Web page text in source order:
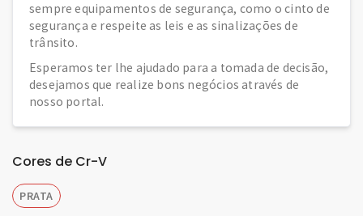
sempre equipamentos de segurança, como o cinto de
segurança e respeite as leis e as sinalizações de
trânsito.
Esperamos ter lhe ajudado para a tomada de decisão,
desejamos que realize bons negócios através de
nosso portal.
Cores de Cr-V
PRATA